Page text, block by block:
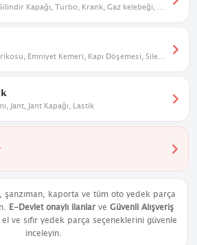
Jant, Jant Kapağı, Lastik
şanzıman, kaporta ve tüm oto yedek parça
E-Devlet onaylı ilanlarve Güvenli Alışveriş
ve sıfır yedek parça seçeneklerini güvenle
inceleyin.